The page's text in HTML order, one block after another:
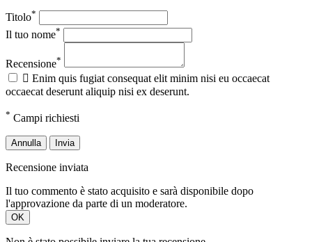
Titolo*
Il tuo nome*
Recensione*
 Enim quis fugiat consequat elit minim nisi eu occaecat
occaecat deserunt aliquip nisi ex deserunt.
* Campi richiesti
Annulla Invia
Recensione inviata
Il tuo commento è stato acquisito e sarà disponibile dopo
l'approvazione da parte di un moderatore.
OK